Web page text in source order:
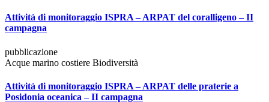
Attività di monitoraggio ISPRA – ARPAT del coralligeno – II
campagna
pubblicazione
Acque marino costiere Biodiversità
Attività di monitoraggio ISPRA – ARPAT delle praterie a
Posidonia oceanica – II campagna